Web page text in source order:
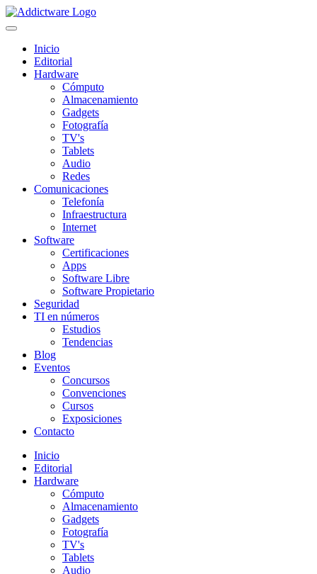
Inicio
Editorial
Hardware
Cómputo
Almacenamiento
Gadgets
Fotografía
TV's
Tablets
Audio
Redes
Comunicaciones
Telefonía
Infraestructura
Internet
Software
Certificaciones
Apps
Software Libre
Software Propietario
Seguridad
TI en números
Estudios
Tendencias
Blog
Eventos
Concursos
Convenciones
Cursos
Exposiciones
Contacto
Inicio
Editorial
Hardware
Cómputo
Almacenamiento
Gadgets
Fotografía
TV's
Tablets
Audio